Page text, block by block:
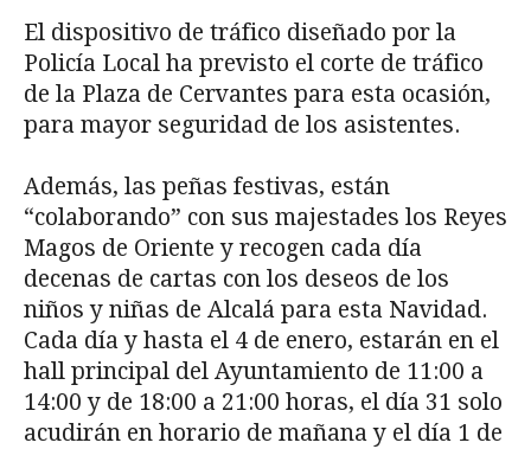
El dispositivo de tráfico diseñado por la
Policía Local ha previsto el corte de tráfico
de la Plaza de Cervantes para esta ocasión,
para mayor seguridad de los asistentes.
Además, las peñas festivas, están
“colaborando” con sus majestades los Reyes
Magos de Oriente y recogen cada día
decenas de cartas con los deseos de los
niños y niñas de Alcalá para esta Navidad.
Cada día y hasta el 4 de enero, estarán en el
hall principal del Ayuntamiento de 11:00 a
14:00 y de 18:00 a 21:00 horas, el día 31 solo
acudirán en horario de mañana y el día 1 de